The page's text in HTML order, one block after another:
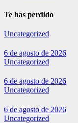
Te has perdido
Uncategorized
6 de agosto de 2026
Uncategorized
6 de agosto de 2026
Uncategorized
6 de agosto de 2026
Uncategorized